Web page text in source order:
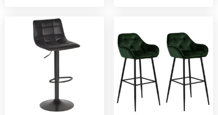
Oorspronkelijke
prijs
was:
€ 75,00.
was:
€ 338,00. €